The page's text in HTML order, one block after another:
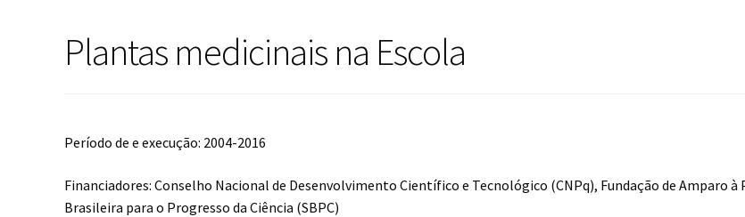
Plantas medicinais na Escola
Período de e execução: 2004-2016
Financiadores: Conselho Nacional de Desenvolvimento Científico e Tecnológico (CNPq), Fundação de Amparo à
Brasileira para o Progresso da Ciência (SBPC)